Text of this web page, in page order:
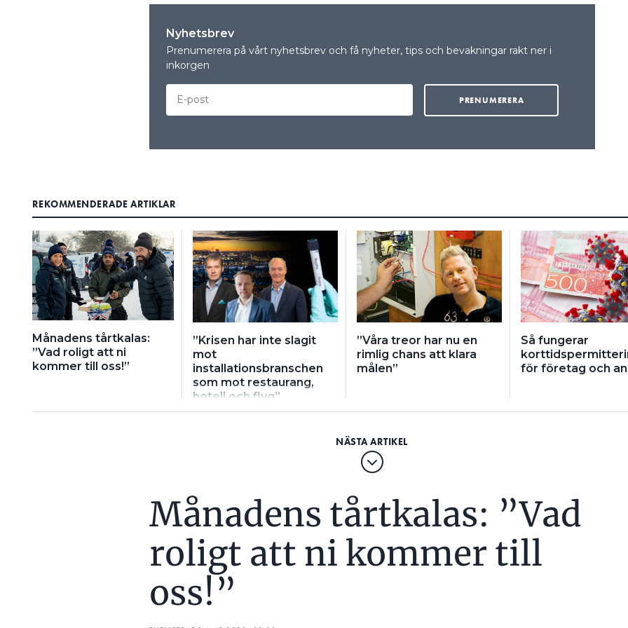
Nyhetsbrev
Prenumerera på vårt nyhetsbrev och få nyheter, tips och bevakningar rakt ner i
inkorgen
REKOMMENDERADE ARTIKLAR
Månadens tårtkalas:
”Vad roligt att ni
kommer till oss!”
”Krisen har inte slagit
mot
installationsbranschen
som mot restaurang,
hotell och flyg”
”Våra treor har nu en
rimlig chans att klara
målen”
Så fungerar
för företag och
Månadens tårtkalas: ”Vad
roligt att ni kommer till
oss!”